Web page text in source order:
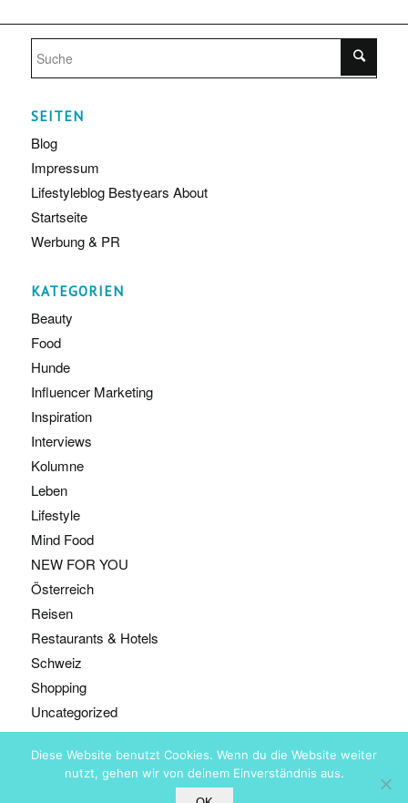
SEITEN
Blog
Impressum
Lifestyleblog Bestyears About
Startseite
Werbung & PR
KATEGORIEN
Beauty
Food
Hunde
Influencer Marketing
Inspiration
Interviews
Kolumne
Leben
Lifestyle
Mind Food
NEW FOR YOU
Österreich
Reisen
Restaurants & Hotels
Schweiz
Shopping
Uncategorized
Diese Website benutzt Cookies. Wenn du die Website weiter
nutzt, gehen wir von deinem Einverständnis aus.